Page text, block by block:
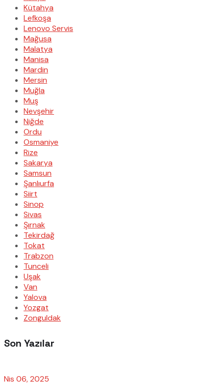
Kütahya
Lefkoşa
Lenovo Servis
Mağusa
Malatya
Manisa
Mardin
Mersin
Muğla
Muş
Nevşehir
Niğde
Ordu
Osmaniye
Rize
Sakarya
Samsun
Şanlıurfa
Siirt
Sinop
Sivas
Şırnak
Tekirdağ
Tokat
Trabzon
Tunceli
Uşak
Van
Yalova
Yozgat
Zonguldak
Son Yazılar
Nis 06, 2025